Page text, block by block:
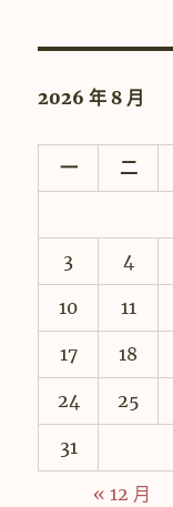
2026 年 8 月
一 二
3 4
10 11
17 18
24 25
31
« 12 月